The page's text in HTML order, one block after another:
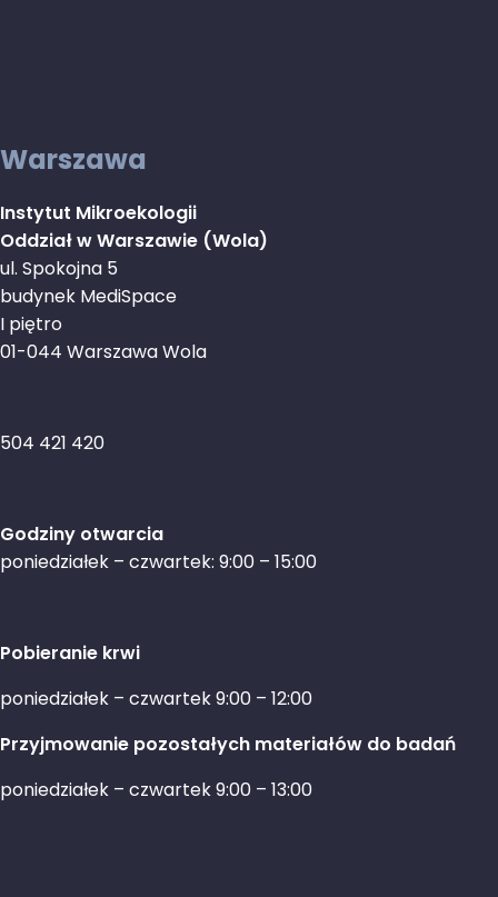
Warszawa
Instytut Mikroekologii
Oddział w Warszawie (Wola)
ul. Spokojna 5
budynek MediSpace
I piętro
01-044 Warszawa Wola
504 421 420
Godziny otwarcia
poniedziałek – czwartek: 9:00 – 15:00
Pobieranie krwi
poniedziałek – czwartek 9:00 – 12:00
Przyjmowanie pozostałych materiałów do badań
poniedziałek – czwartek 9:00 – 13:00